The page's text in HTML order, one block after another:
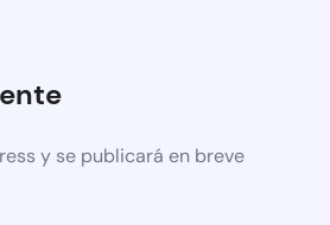
y se publicará en breve